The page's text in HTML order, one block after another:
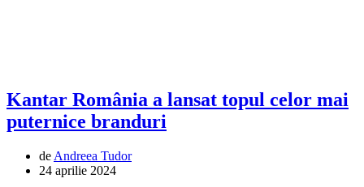
Kantar România a lansat topul celor mai
puternice branduri
de Andreea Tudor
24 aprilie 2024